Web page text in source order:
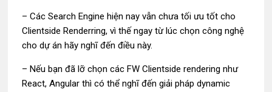
– Các Search Engine hiện nay vẫn chưa tối ưu tốt cho
Clientside Renderring, vì thế ngay từ lúc chọn công nghệ
cho dự án hãy nghĩ đến điều này.
– Nếu bạn đã lỡ chọn các FW Clientside rendering như
React, Angular thì có thể nghĩ đến giải pháp dynamic